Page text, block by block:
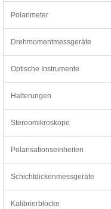
Polarimeter
Drehmomentmessgeräte
Optische Instrumente
Halterungen
Stereomikroskope
Polarisationseinheiten
Schichtdickenmessgeräte
Kalibrierblöcke